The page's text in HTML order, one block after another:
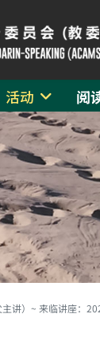
活动 阅
讲）~ 来临讲座：